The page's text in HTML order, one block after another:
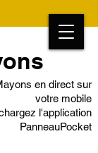
en direct sur
votre mobile
l'application
PanneauPocket